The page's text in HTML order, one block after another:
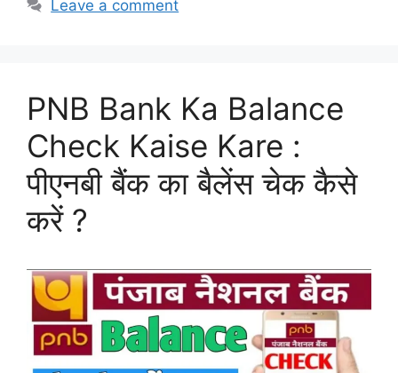
Leave a comment
PNB Bank Ka Balance
Check Kaise Kare :
पीएनबी बैंक का बैलेंस चेक कैसे
करें ?